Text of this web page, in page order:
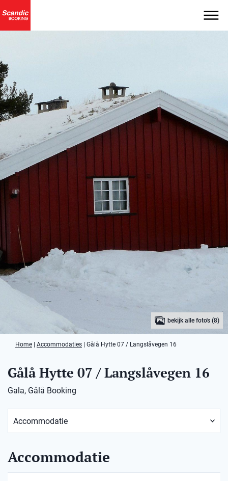
bekijk alle foto's (8)
Home Accommodaties Gålå Hytte 07 / Langslåvegen 16
Gålå Hytte 07 / Langslåvegen 16
Gala, Gålå Booking
Accommodatie